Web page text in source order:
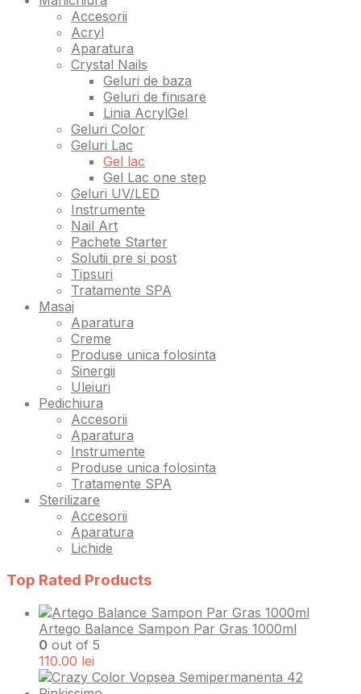
Accesorii
Acryl
Aparatura
Crystal Nails
Geluri de baza
Geluri de finisare
Linia AcrylGel
Geluri Color
Geluri Lac
Gel lac
Gel Lac one step
Geluri UV/LED
Instrumente
Nail Art
Pachete Starter
Solutii pre si post
Tipsuri
Tratamente SPA
Masaj
Aparatura
Creme
Produse unica folosinta
Sinergii
Uleiuri
Pedichiura
Accesorii
Aparatura
Instrumente
Produse unica folosinta
Tratamente SPA
Sterilizare
Accesorii
Aparatura
Lichide
Top Rated Products
Artego Balance Sampon Par Gras 1000ml
0 out of 5
110.00 lei